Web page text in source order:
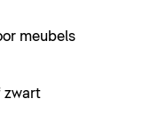
meubels
zwart